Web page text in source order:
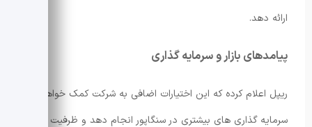
ارائه دهد.
پیامدهای بازار و سرمایه گذاری
ریپل اعلام کرده که این اختیارات اضافی به شرکت کمک خواهد کرد
سرمایه گذاری های بیشتری در سنگاپور انجام دهد و ظرفیت